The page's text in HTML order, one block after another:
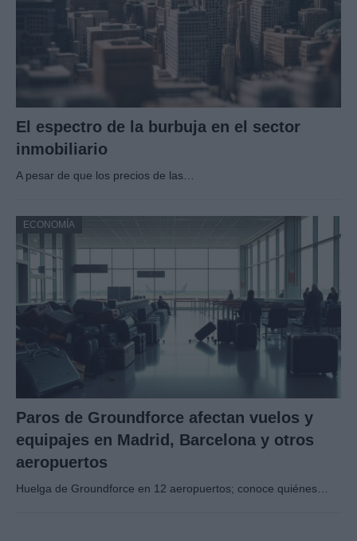
El espectro de la burbuja en el sector
inmobiliario
A pesar de que los precios de las…
ECONOMÍA
Paros de Groundforce afectan vuelos y
equipajes en Madrid, Barcelona y otros
aeropuertos
Huelga de Groundforce en 12 aeropuertos; conoce quiénes…